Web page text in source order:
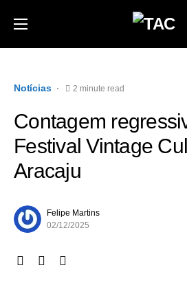
Notícias 2 minute read
Contagem
Festival Vintage
Aracaju
Felipe Martins
02/12/2025